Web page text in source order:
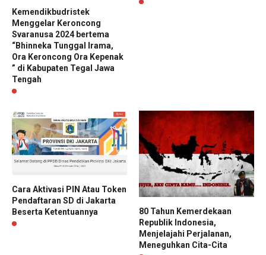
Kemendikbudristek
Menggelar Keroncong
Svaranusa 2024 bertema
“Bhinneka Tunggal Irama,
Ora Keroncong Ora Kepenak
” di Kabupaten Tegal Jawa
Tengah
Cara Aktivasi PIN Atau Token
Pendaftaran SD di Jakarta
Beserta Ketentuannya
80 Tahun Kemerdekaan
Republik Indonesia,
Menjelajahi Perjalanan,
Meneguhkan Cita-Cita